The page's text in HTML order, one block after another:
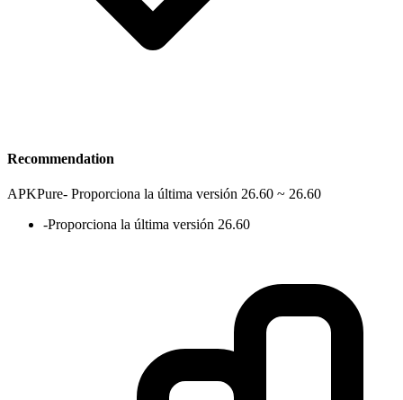
Recommendation
APKPure- Proporciona la última versión 26.60 ~ 26.60
-Proporciona la última versión 26.60